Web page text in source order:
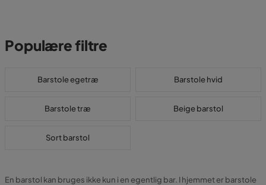
Populære filtre
Barstole egetræ Barstole hvid
Barstole træ Beige barstol
Sort barstol
En barstol kan bruges ikke kun i en egentlig bar. I hjemmet er barstole